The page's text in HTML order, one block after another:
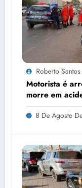
Roberto Santos
Motorista é
morre em
8 De Agosto